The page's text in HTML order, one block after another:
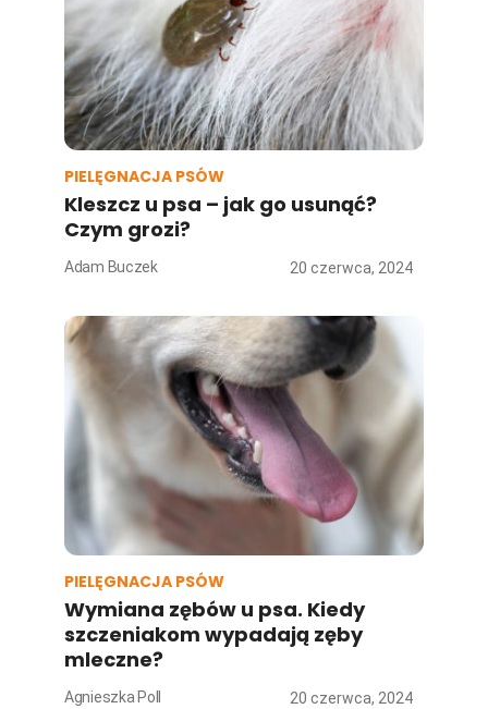
PIELĘGNACJA PSÓW
Kleszcz u psa – jak go usunąć?
Czym grozi?
Adam Buczek 20 czerwca, 2024
PIELĘGNACJA PSÓW
Wymiana zębów u psa. Kiedy
szczeniakom wypadają zęby
mleczne?
Agnieszka Poll 20 czerwca, 2024